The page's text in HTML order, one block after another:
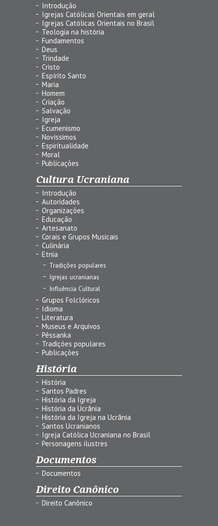
Introdução
Igrejas Católicas Orientais em geral
Igrejas Católicas Orientais no Brasil
Teologia na história
Fundamentos
Deus
Trindade
Cristo
Espírito Santo
Maria
Homem
Criação
Salvação
Igreja
Ecumenismo
Novíssimos
Espiritualidade
Moral
Publicações
Cultura Ucraniana
Introdução
Autoridades
Organizações
Educação
Artesanato
Corais e Grupos Musicais
Culinária
Etnia
Tradições populares
Igrejas ucranianas
Influência Cultural
Grupos Folclóricos
Idioma
Literatura
Museus e Arquivos
Pêssanka
Tradições populares
Publicações
História
História
Santos Padres
História da Igreja
História da Ucrânia
História da Igreja na Ucrânia
Santos Ucranianos
Igreja Católica Ucraniana no Brasil
Personagens ilustres
Documentos
Documentos
Direito Canônico
Direito Canônico